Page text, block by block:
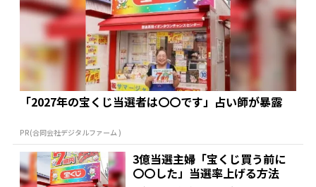
「2027年の宝くじ当選者は〇〇です」占い師が暴露
PR(合同会社デジタルファーム )
3億当選主婦「宝くじ買う前に
〇〇した」当選率上げる方法